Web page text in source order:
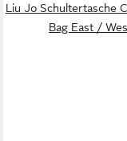
Liu Jo Schultertasche
Bag East /